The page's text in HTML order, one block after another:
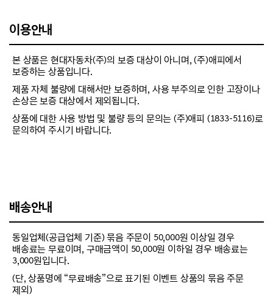
이용안내
본 상품은 현대자동차(주)의 보증 대상이 아니며, (주)애피에서
보증하는 상품입니다.
제품 자체 불량에 대해서만 보증하며, 사용 부주의로 인한 고장이나
손상은 보증 대상에서 제외됩니다.
상품에 대한 사용 방법 및 불량 등의 문의는 (주)애피 (1833-5116)로
문의하여 주시기 바랍니다.
배송안내
동일업체(공급업체 기준) 묶음 주문이 50,000원 이상일 경우
배송료는 무료이며, 구매금액이 50,000원 이하일 경우 배송료는
3,000원입니다.
(단, 상품명에 “무료배송”으로 표기된 이벤트 상품의 묶음 주문
제외)